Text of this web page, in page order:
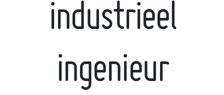
industrieel
ingenieur